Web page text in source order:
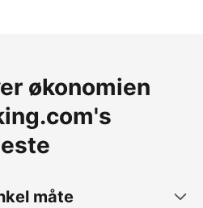
økonomien
måte